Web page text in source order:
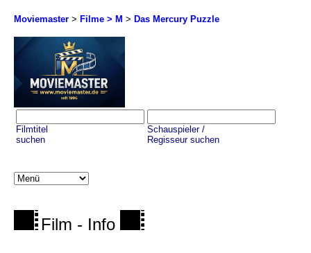
Moviemaster > Filme > M > Das Mercury Puzzle
Filmtitel
suchen
Schauspieler /
Regisseur suchen
Film - Info